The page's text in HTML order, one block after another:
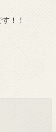
！！